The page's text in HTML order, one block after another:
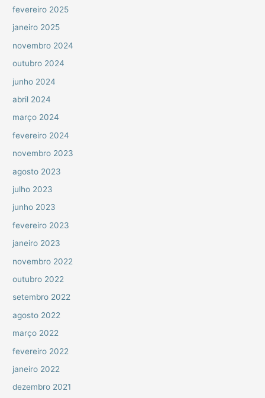
fevereiro 2025
janeiro 2025
novembro 2024
outubro 2024
junho 2024
abril 2024
março 2024
fevereiro 2024
novembro 2023
agosto 2023
julho 2023
junho 2023
fevereiro 2023
janeiro 2023
novembro 2022
outubro 2022
setembro 2022
agosto 2022
março 2022
fevereiro 2022
janeiro 2022
dezembro 2021